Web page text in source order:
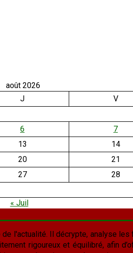
août 2026
J V
6
7
13
14
20
21
27
28
« Juil
l'actualité. Il décrypte, analyse
rigoureux et équilibré, afin